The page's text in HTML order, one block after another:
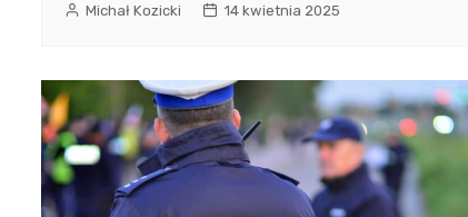
Michał Kozicki 14 kwietnia 2025